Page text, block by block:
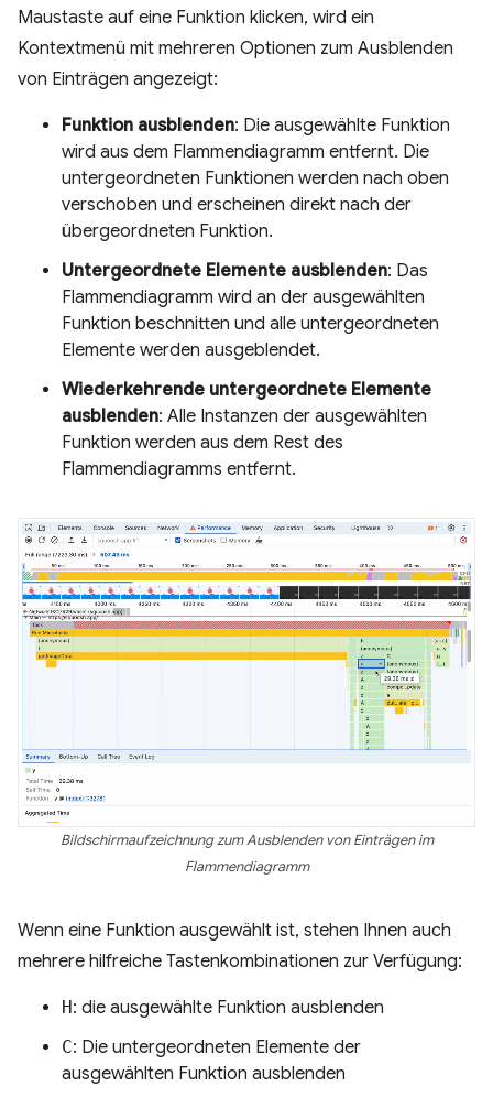
Maustaste auf eine Funktion klicken, wird ein
Kontextmenü mit mehreren Optionen zum Ausblenden
von Einträgen angezeigt:
Funktion ausblenden: Die ausgewählte Funktion
wird aus dem Flammendiagramm entfernt. Die
untergeordneten Funktionen werden nach oben
verschoben und erscheinen direkt nach der
übergeordneten Funktion.
Untergeordnete Elemente ausblenden: Das
Flammendiagramm wird an der ausgewählten
Funktion beschnitten und alle untergeordneten
Elemente werden ausgeblendet.
Wiederkehrende untergeordnete Elemente
ausblenden: Alle Instanzen der ausgewählten
Funktion werden aus dem Rest des
Flammendiagramms entfernt.
Bildschirmaufzeichnung zum Ausblenden von Einträgen im
Flammendiagramm
Wenn eine Funktion ausgewählt ist, stehen Ihnen auch
mehrere hilfreiche Tastenkombinationen zur Verfügung:
H: die ausgewählte Funktion ausblenden
C: Die untergeordneten Elemente der
ausgewählten Funktion ausblenden